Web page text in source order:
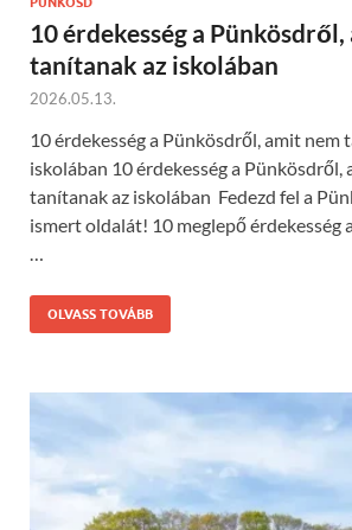
10 érdekesség a
tanítanak az iskolában
2026.05.13.
10 érdekesség a Pünkösdről, amit nem
iskolában 10 érdekesség a Pünkösdről,
tanítanak az iskolában Fedezd fel a
ismert oldalát! 10 meglepő érdekesség
…
OLVASS TOVÁBB